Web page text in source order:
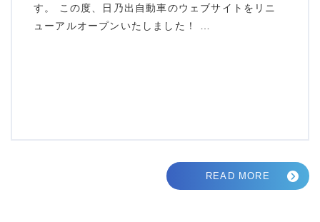
す。 この度、日乃出自動車のウェブサイトをリニ
ューアルオープンいたしました！ …
READ MORE